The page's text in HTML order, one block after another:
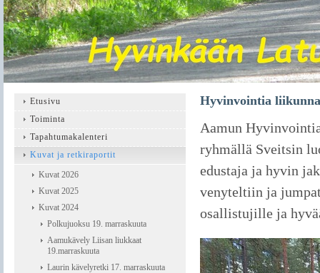
Hyvinvointia
Aamun
ryhmällä Sveitsin
edustaja ja hyvin
venyteltiin ja
osallistujille ja
Etusivu
Toiminta
Tapahtumakalenteri
Kuvat ja retkiraportit
Kuvat 2026
Kuvat 2025
Kuvat 2024
Polkujuoksu 19. marraskuuta
Aamukävely Liisan liukkaat
19.marraskuuta
Laurin kävelyretki 17. marraskuuta